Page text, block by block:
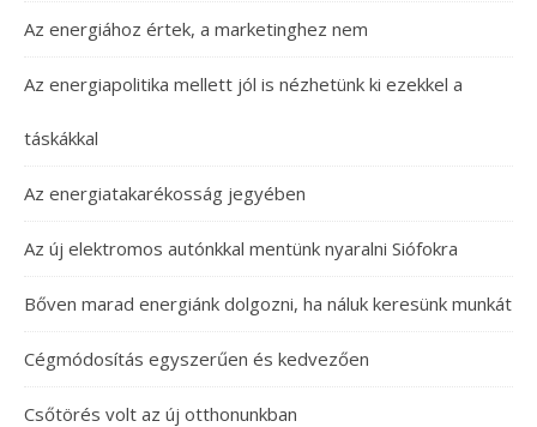
Az energiához értek, a marketinghez nem
Az energiapolitika mellett jól is nézhetünk ki ezekkel a
táskákkal
Az energiatakarékosság jegyében
Az új elektromos autónkkal mentünk nyaralni Siófokra
Bőven marad energiánk dolgozni, ha náluk keresünk munkát
Cégmódosítás egyszerűen és kedvezően
Csőtörés volt az új otthonunkban